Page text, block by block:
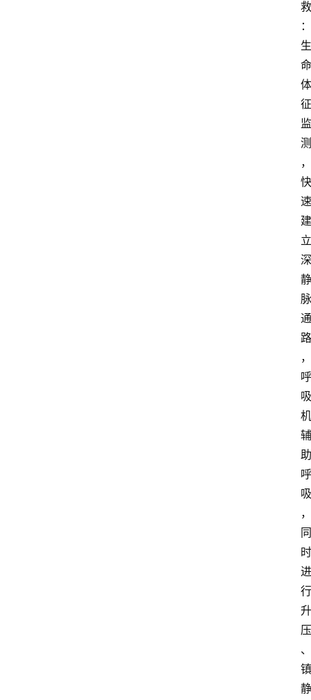
救
：
生
命
体
征
监
测
，
快
速
建
立
深
静
脉
通
路
，
呼
吸
机
辅
助
呼
吸
，
同
时
进
行
升
压
、
镇
静